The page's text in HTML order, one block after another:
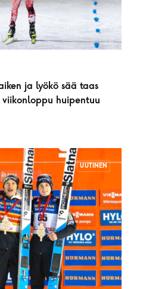
ja lyökö sää taas
viikonloppu huipentuu
UUTINEN